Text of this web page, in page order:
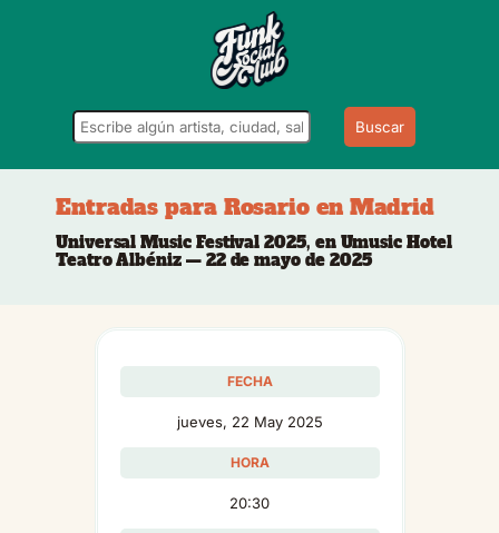
Buscar
Entradas para Rosario en Madrid
Universal Music Festival 2025, en Umusic Hotel
Teatro Albéniz — 22 de mayo de 2025
FECHA
jueves, 22 May 2025
HORA
20:30